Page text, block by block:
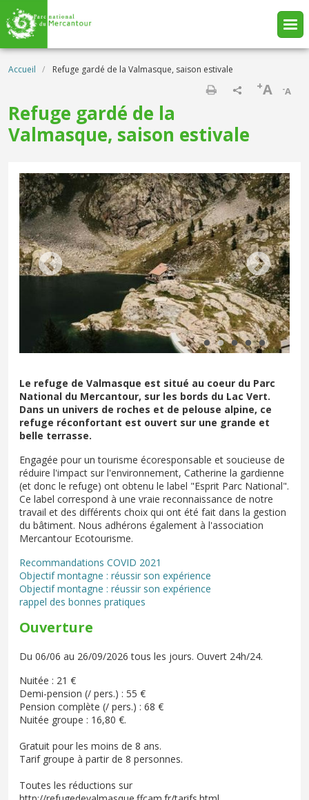
Aller au contenu principal
Fil d'Ariane
Accueil Refuge gardé de la Valmasque, saison estivale
-A
+A
Refuge gardé de la
Valmasque, saison estivale
Le refuge de Valmasque est situé au coeur du Parc
National du Mercantour, sur les bords du Lac Vert.
Dans un univers de roches et de pelouse alpine, ce
refuge réconfortant est ouvert sur une grande et
belle terrasse.
Engagée pour un tourisme écoresponsable et soucieuse de
réduire l'impact sur l'environnement, Catherine la gardienne
(et donc le refuge) ont obtenu le label "Esprit Parc National".
Ce label correspond à une vraie reconnaissance de notre
travail et des différents choix qui ont été fait dans la gestion
du bâtiment. Nous adhérons également à l'association
Mercantour Ecotourisme.
Recommandations COVID 2021
Objectif montagne : réussir son expérience
Objectif montagne : réussir son expérience
rappel des bonnes pratiques
Ouverture
Du 06/06 au 26/09/2026 tous les jours. Ouvert 24h/24.
Nuitée : 21 €
Demi-pension (/ pers.) : 55 €
Pension complète (/ pers.) : 68 €
Nuitée groupe : 16,80 €.
Gratuit pour les moins de 8 ans.
Tarif groupe à partir de 8 personnes.
Toutes les réductions sur